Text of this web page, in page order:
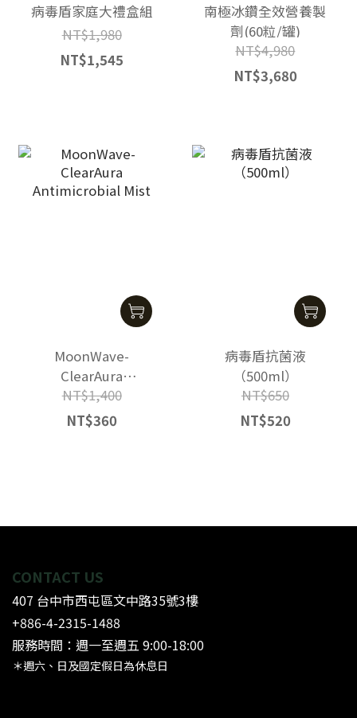
病毒盾家庭大禮盒組
NT$1,980
NT$1,545
南極冰鑽全效營養製
劑(60粒/罐)
NT$4,980
NT$3,680
MoonWave-
ClearAura
Antimicrobial Mist
NT$1,400
NT$360
病毒盾抗菌液
（500ml）
NT$650
NT$520
CONTACT US
407 台中市西屯區文中路35號3樓
+886-4-2315-1488
服務時間：週一至週五 9:00-18:00
＊週六、日及國定假日為休息日